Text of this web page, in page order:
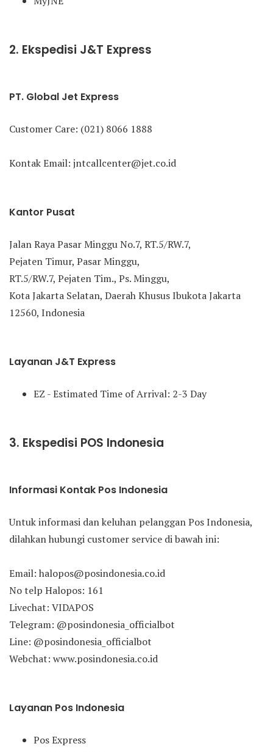
2. Ekspedisi J&T Express
PT. Global Jet Express
Customer Care: (021) 8066 1888
Kontak Email: jntcallcenter@jet.co.id
Kantor Pusat
Jalan Raya Pasar Minggu No.7, RT.5/RW.7,
Pejaten Timur, Pasar Minggu,
RT.5/RW.7, Pejaten Tim., Ps. Minggu,
Kota Jakarta Selatan, Daerah Khusus Ibukota Jakarta
12560, Indonesia
Layanan J&T Express
EZ - Estimated Time of Arrival: 2-3 Day
3. Ekspedisi POS Indonesia
Informasi Kontak Pos Indonesia
Untuk informasi dan keluhan pelanggan Pos Indonesia,
dilahkan hubungi customer service di bawah ini:
Email: halopos@posindonesia.co.id
No telp Halopos: 161
Livechat: VIDAPOS
Telegram: @posindonesia_officialbot
Line: @posindonesia_officialbot
Webchat: www.posindonesia.co.id
Layanan Pos Indonesia
Pos Express